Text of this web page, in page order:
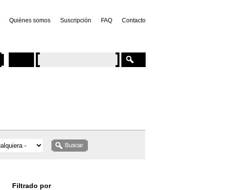
Quiénes somos Suscripción FAQ Contacto
Filtrado por